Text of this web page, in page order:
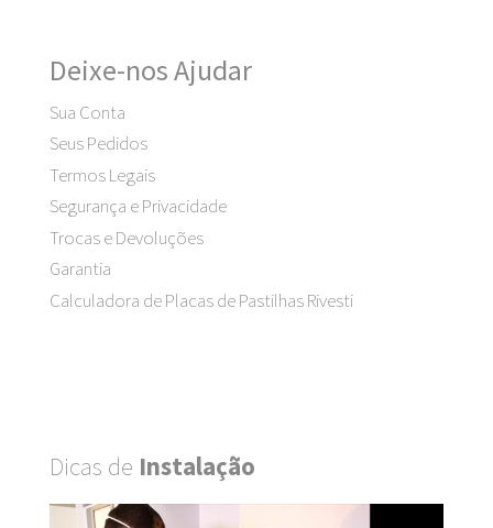
Deixe-nos Ajudar
Sua Conta
Seus Pedidos
Termos Legais
Segurança e Privacidade
Trocas e Devoluções
Garantia
Calculadora de Placas de Pastilhas Rivesti
Dicas de Instalação